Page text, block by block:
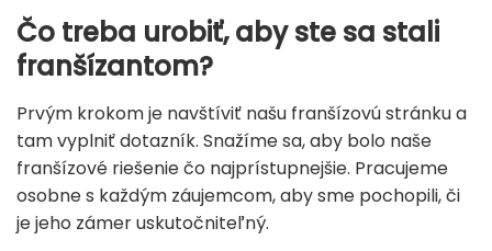
Čo treba urobiť, aby ste sa stali
franšízantom?
Prvým krokom je navštíviť našu franšízovú stránku a
tam vyplniť dotazník. Snažíme sa, aby bolo naše
franšízové ​​riešenie čo najprístupnejšie. Pracujeme
osobne s každým záujemcom, aby sme pochopili, či
je jeho zámer uskutočniteľný.